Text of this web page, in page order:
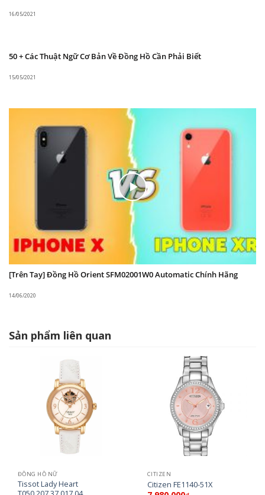
16/05/2021
50 + Các Thuật Ngữ Cơ Bản Về Đồng Hồ Cần Phải Biết
15/05/2021
[Trên Tay] Đồng Hồ Orient SFM02001W0 Automatic Chính Hãng
14/06/2020
Sản phẩm liên quan
ĐỒNG HỒ NỮ
Tissot Lady Heart
CITIZEN
Citizen FE1140-51X